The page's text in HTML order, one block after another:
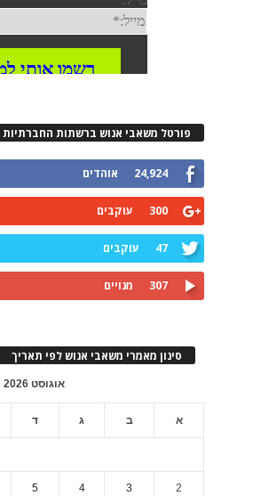
פורטל משאבי אנוש ברשתות החברתיות
24,924 אוהדים
300 עוקבים
47 עוקבים
307 מנויים
סינון מאמרי משאבי אנוש לפי תאריך
אוגוסט 2026
א ב ג ד
2
3
4
5